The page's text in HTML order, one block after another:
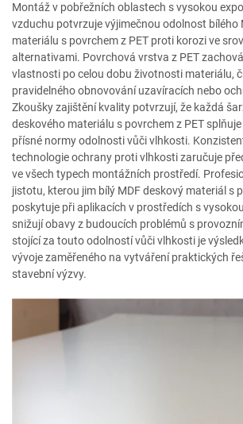
Montáž v pobřežních oblastech s vysokou
vzduchu potvrzuje výjimečnou odolnost bílého
materiálu s povrchem z PET proti korozi ve
alternativami. Povrchová vrstva z PET
vlastnosti po celou dobu životnosti materiálu,
pravidelného obnovování uzavíracích nebo
Zkoušky zajištění kvality potvrzují, že každá
deskového materiálu s povrchem z PET
přísné normy odolnosti vůči vlhkosti.
technologie ochrany proti vlhkosti zaručuje
ve všech typech montážních prostředí.
jistotu, kterou jim bílý MDF deskový materiál s
poskytuje při aplikacích v prostředích s
snižují obavy z budoucích problémů s
stojící za touto odolností vůči vlhkosti je
vývoje zaměřeného na vytváření praktických
stavební výzvy.